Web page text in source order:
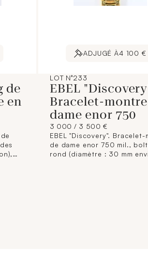
de
en
ADJUGÉ À4 100 €
LOT N°233
EBEL
Bracelet-
dame enor 750
3 000 / 3 500 €
EBEL "Discovery". Bracelet-
de dame enor 750 mil.,
rond (diamètre : 30 mm